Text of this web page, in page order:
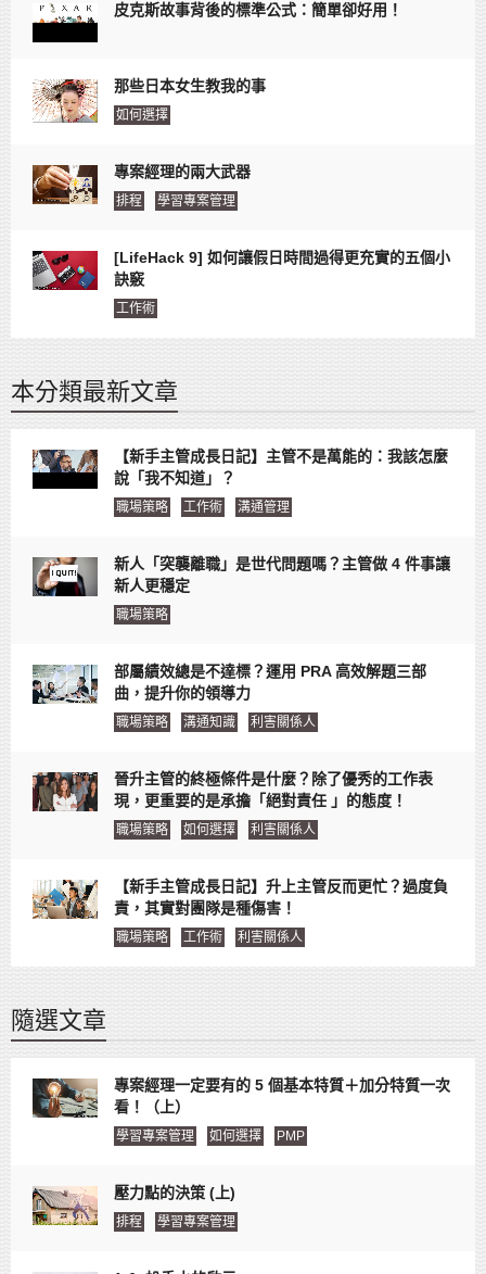
皮克斯故事背後的標準公式：簡單卻好用！
那些日本女生教我的事
如何選擇
專案經理的兩大武器
排程 學習專案管理
[LifeHack 9] 如何讓假日時間過得更充實的五個小
訣竅
工作術
本分類最新文章
【新手主管成長日記】主管不是萬能的：我該怎麼
說「我不知道」？
職場策略 工作術 溝通管理
新人「突襲離職」是世代問題嗎？主管做 4 件事讓
新人更穩定
職場策略
部屬績效總是不達標？運用 PRA 高效解題三部
曲，提升你的領導力
職場策略 溝通知識 利害關係人
晉升主管的終極條件是什麼？除了優秀的工作表
現，更重要的是承擔「絕對責任 」的態度！
職場策略 如何選擇 利害關係人
【新手主管成長日記】升上主管反而更忙？過度負
責，其實對團隊是種傷害！
職場策略 工作術 利害關係人
隨選文章
專案經理一定要有的 5 個基本特質＋加分特質一次
看！（上）
學習專案管理 如何選擇 PMP
壓力點的決策 (上)
排程 學習專案管理